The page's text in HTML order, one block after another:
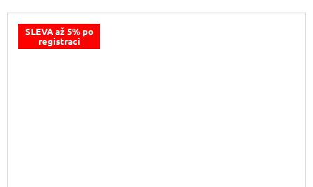
SLEVA až 5% po
registraci